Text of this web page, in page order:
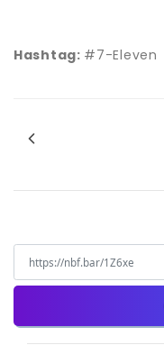
Hashtag: #7-Eleven